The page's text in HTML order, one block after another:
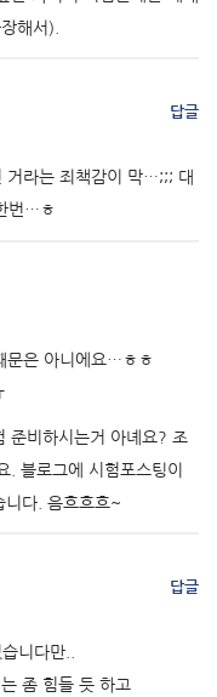
해서).
답글
거라는 죄책감이 막…;;; 대
번…ㅎ
문은 아니에요…ㅎㅎ
준비하시는거 아녜요? 조
. 블로그에 시험포스팅이
니다. 음흐흐흐~
답글
니다만..
좀 힘들 듯 하고